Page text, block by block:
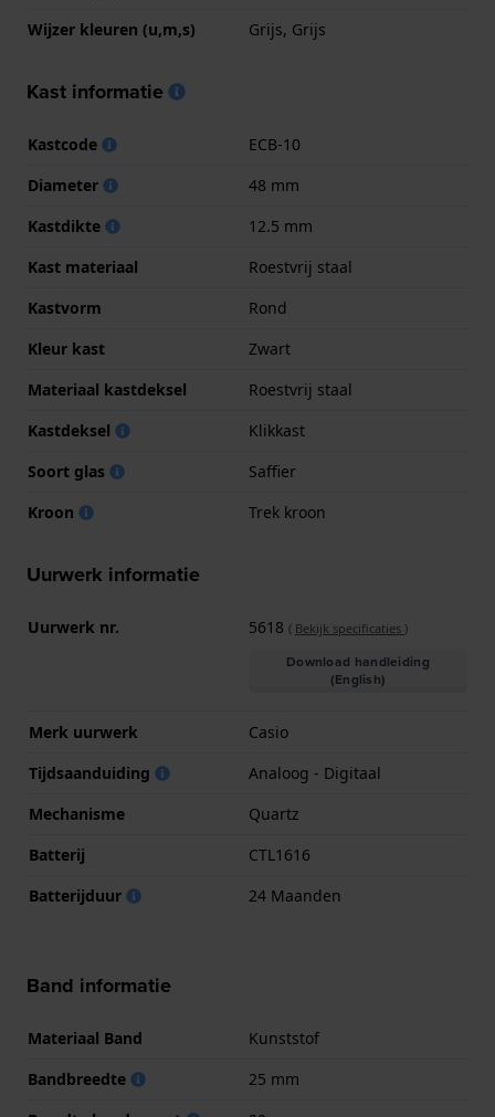
Wijzer kleuren (u,m,s)
Grijs, Grijs
Kast informatie
Kastcode
ECB-10
Diameter
48 mm
Kastdikte
12.5 mm
Kast materiaal
Roestvrij staal
Kastvorm
Rond
Kleur kast
Zwart
Materiaal kastdeksel
Roestvrij staal
Kastdeksel
Klikkast
Soort glas
Saffier
Kroon
Trek kroon
Uurwerk informatie
Uurwerk nr. 5618 ( Bekijk specificaties )
Download handleiding
(English)
Merk uurwerk
Casio
Tijdsaanduiding
Analoog - Digitaal
Mechanisme
Quartz
Batterij
CTL1616
Batterijduur
24 Maanden
Band informatie
Materiaal Band
Kunststof
Bandbreedte
25 mm